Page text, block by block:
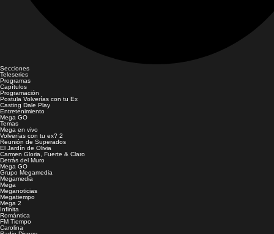
Secciones
Teleseries
Programas
Capítulos
Programación
Postula Volverías con tu Ex
Casting Dale Play
Entretenimiento
Mega GO
Temas
Mega en vivo
Volverías con tu ex? 2
Reunión de Superados
El Jardín de Olivia
Carmen Gloria, Fuerte & Claro
Detrás del Muro
Mega GO
Grupo Megamedia
Megamedia
Mega
Meganoticias
Megatiempo
Mega 2
Infinita
Romántica
FM Tiempo
Carolina